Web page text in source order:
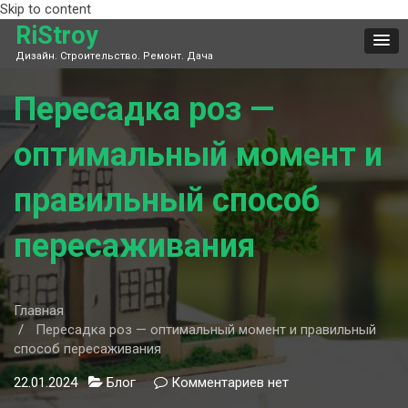
Skip to content
RiStroy
Дизайн. Строительство. Ремонт. Дача
Пересадка роз —
оптимальный момент и
правильный способ
пересаживания
Главная
Пересадка роз — оптимальный момент и правильный
способ пересаживания
22.01.2024 Блог Комментариев кнет